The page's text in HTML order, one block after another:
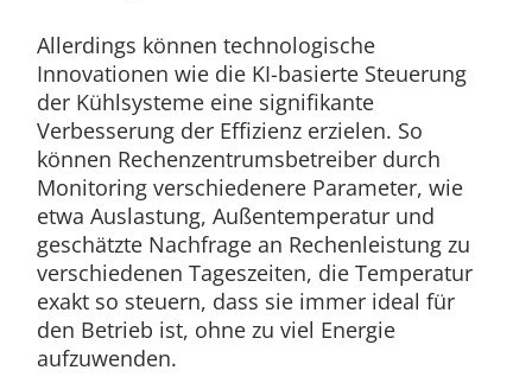
Allerdings können technologische
Innovationen wie die KI-basierte Steuerung
der Kühlsysteme eine signifikante
Verbesserung der Effizienz erzielen. So
können Rechenzentrumsbetreiber durch
Monitoring verschiedenere Parameter, wie
etwa Auslastung, Außentemperatur und
geschätzte Nachfrage an Rechenleistung zu
verschiedenen Tageszeiten, die Temperatur
exakt so steuern, dass sie immer ideal für
den Betrieb ist, ohne zu viel Energie
aufzuwenden.